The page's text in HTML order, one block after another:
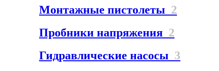
Монтажные пистолеты 2
Пробники напряжения 2
Гидравлические насосы 3